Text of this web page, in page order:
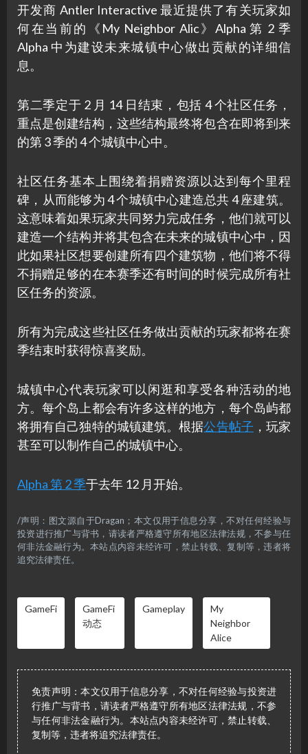
开发商 Antler Interactive 最近提供了有关玩家如
何在当前的《My Neighbor Alic》Alpha 第 2 季
Alpha 中为建设未来城镇中心做出贡献的详细信
息。
第二季定于 2 月 14 日结束，包括 4 个社区任务，
重点是创建结构，这些结构最终将包含在即将到来
的第 3 季的 4 个城镇中心中。
社区任务基本上围绕着捐赠资源以达到每个里程
碑，从而能够为 4 个城镇中心建造总共 4 座建筑。
这意味着如果玩家共同努力完成任务，他们就可以
建造一个结构并将其包含在未来的城镇中心中，因
此如果社区想要创建所有四个建筑物，他们将不得
不捐赠足够的在本赛季还有时间的时候完成所有社
区任务的资源。
所有为完成这些社区任务做出贡献的玩家都将在赛
季结束时获得惊喜奖励。
城镇中心代表玩家可以闲逛和享受各种活动的地
方。每个岛上都会有许多这样的地方，每个岛屿都
将拥有自己独特的城镇建筑。根据公告帖子 ，玩家
甚至可以制作自己的城镇中心。
Alpha 第 2 季于去年 12 月开始。
/声明：图文源自于Dragan；本文仅用于信息分享，不对任何经验与
投资进行推广与背书，请读者严格遵守所有地区法律法规，不参与任
何非法金融行为。本站点内容未经许可，禁止转载、复制等，违者将
追究法律责任。
GameFi
GameFi
动态
Gameplay
My
Neighbor
Alice
免责声明：本文仅用于信息分享，不对任何经验与投资进
行推广与背书，请读者严格遵守所有地区法律法规，不参
与任何非法金融行为。本站点内容未经许可，禁止转载、
复制等，违者将追究法律责任。